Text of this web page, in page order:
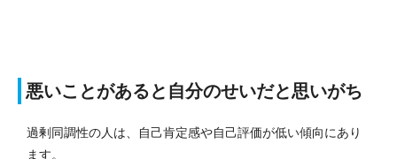
悪いことがあると自分のせいだと思いがち
過剰同調性の人は、自己肯定感や自己評価が低い傾向にあり
ます。